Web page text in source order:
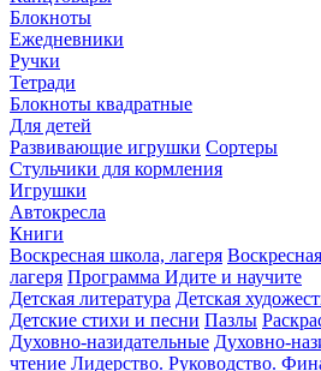
Блокноты
Ежедневники
Ручки
Тетради
Блокноты квадратные
Для детей
Развивающие игрушки Сортеры
Стульчики для кормления
Игрушки
Автокресла
Книги
Воскресная школа, лагеря
лагеря Программа Идите и научите
Детская литература Детская
Детские стихи и песни Пазлы
Духовно-назидательные Духовно-
чтение Лидерство. Руководство.